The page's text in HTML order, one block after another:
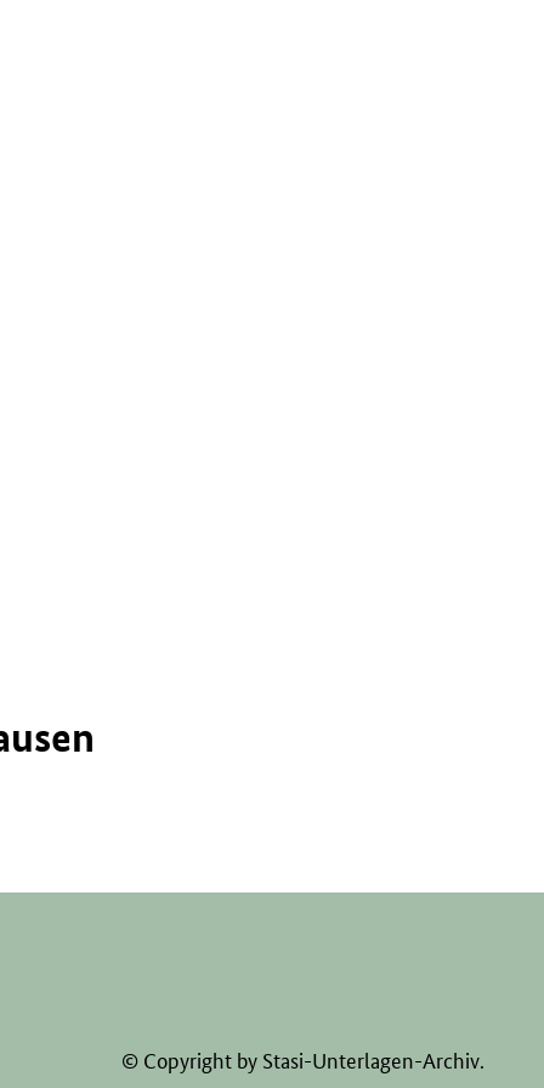
© Copyright by Stasi-Unterlagen-Archiv.